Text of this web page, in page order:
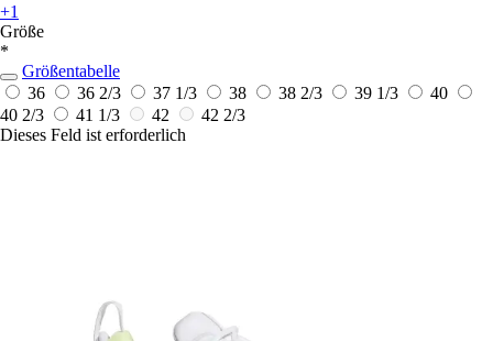
+1
Größe
*
Größentabelle
36
36 2/3 37 1/3 38 38 2/3 39 1/3
40
40 2/3
41 1/3 42
42 2/3
Dieses Feld ist erforderlich